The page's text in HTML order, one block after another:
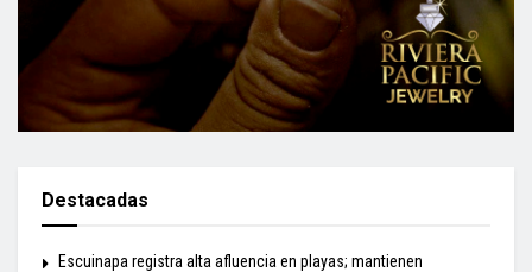
Destacadas
Escuinapa registra alta afluencia en playas; mantienen